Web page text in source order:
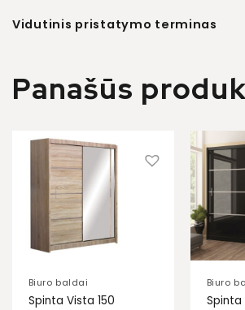
Vidutinis pristatymo terminas
Panašūs
Biuro baldai
Spinta Vista 150
Biuro
Spinta